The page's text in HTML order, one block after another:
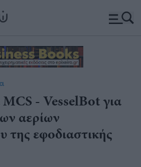
- VesselBot για
αερίων
της εφοδιαστικής